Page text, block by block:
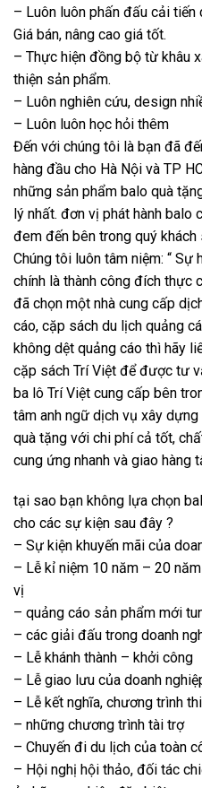
– Luôn luôn phấn đấu cải
Giá bán, nâng cao giá tốt.
– Thực hiện đồng bộ từ khâu
thiện sản phẩm.
– Luôn nghiên cứu, design
– Luôn luôn học hỏi thêm
Đến với chúng tôi là bạn đã
hàng đầu cho Hà Nội và TP
những sản phẩm balo quà
lý nhất. đơn vị phát hành balo
đem đến bên trong quý
Chúng tôi luôn tâm niệm: “ Sự
chính là thành công đích thực
đã chọn một nhà cung cấp
cáo, cặp sách du lịch quảng
không dệt quảng cáo thì hãy
cặp sách Trí Việt để được tư
ba lô Trí Việt cung cấp bên
tâm anh ngữ dịch vụ xây
quà tặng với chi phí cả tốt,
cung ứng nhanh và giao hàng
tại sao bạn không lựa chọn
cho các sự kiện sau đây ?
– Sự kiện khuyến mãi của
– Lễ kỉ niệm 10 năm – 20
vị
– quảng cáo sản phẩm mới
– các giải đấu trong doanh
– Lễ khánh thành – khởi công
– Lễ giao lưu của doanh
– Lễ kết nghĩa, chương trình
– những chương trình tài trợ
– Chuyến đi du lịch của toàn
– Hội nghị hội thảo, đối tác